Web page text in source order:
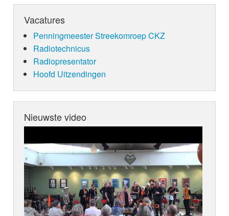
Vacatures
Penningmeester Streekomroep CKZ
Radiotechnicus
Radiopresentator
Hoofd Uitzendingen
Nieuwste video